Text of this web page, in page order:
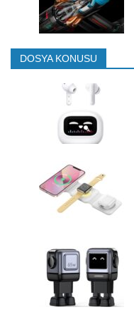
DOSYA KONUSU